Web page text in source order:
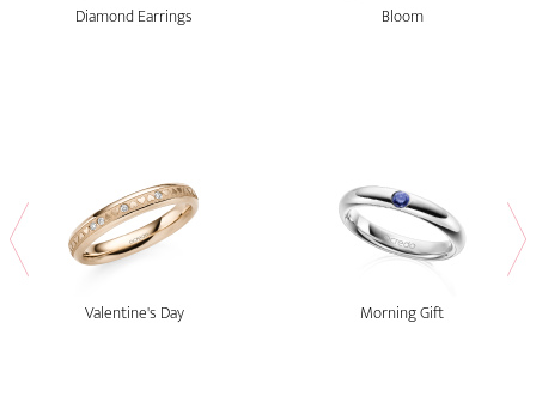
Diamond Earrings Bloom
Valentine's Day Morning Gift